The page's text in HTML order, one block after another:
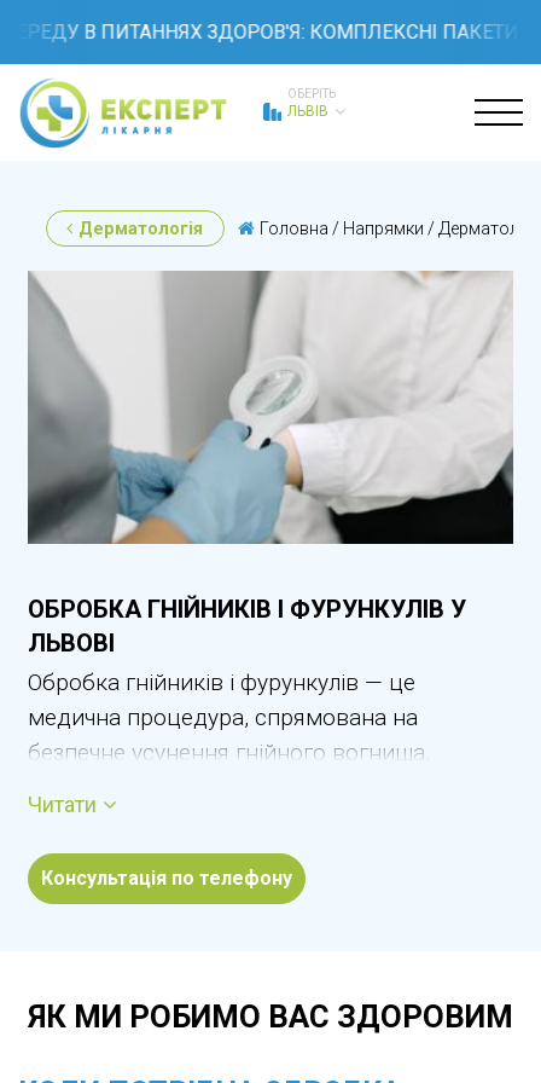
В ПИТАННЯХ ЗДОРОВ'Я: КОМПЛЕКСНІ ПАКЕТИ
ОБЕРІТЬ
ЛЬВІВ
Дерматологія Головна / Напрямки /
ОБРОБКА ГНІЙНИКІВ І ФУРУНКУЛІВ У
ЛЬВОВІ
Обробка гнійників і фурункулів — це
медична процедура, спрямована на
безпечне усунення гнійного вогнища,
виникають унаслідок бактеріальної інфекції,
супроводжуються болем, почервонінням,
може поширюватися на навколишні
тканини та призводити до серйозних
Читати
Консультація по телефону
ЯК МИ РОБИМО ВАС ЗДОРОВИМ